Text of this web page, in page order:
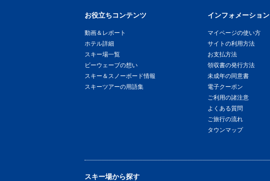
お役立ちコンテンツ
動画＆レポート
ホテル詳細
スキー場一覧
ビーウェーブの想い
スキー＆スノーボード情報
スキーツアーの用語集
インフォメーション
マイページの使い方
サイトの利用方法
お支払方法
領収書の発行方法
未成年の同意書
電子クーポン
ご利用の諸注意
よくある質問
ご旅行の流れ
タウンマップ
スキー場から探す